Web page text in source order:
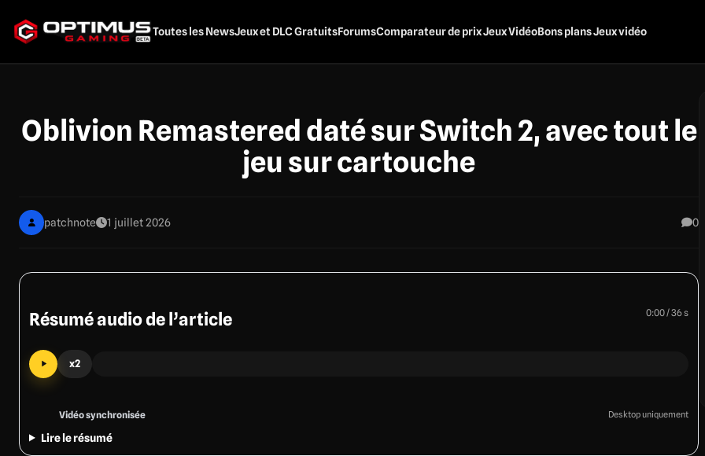
contenu
principal
Toutes les NewsJeux et DLC GratuitsForumsComparateur de prix Jeux VidéoBons plans Jeux vidéo
Oblivion Remastered daté sur Switch 2, avec tout le
jeu sur cartouche
patchnote 1 juillet 2026 0
Résumé audio de l’article 0:00 / 36 s
x2
Vidéo synchronisée Desktop uniquement
Lire le résumé